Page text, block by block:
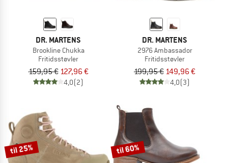
DR. MARTENS
Brookline Chukka
Fritidsstøvler
159,95 € 127,96 €
4,0(2)
DR. MARTENS
2976 Ambassador
Fritidsstøvler
199,95 € 149,96 €
4,0(3)
til 25% til 60%